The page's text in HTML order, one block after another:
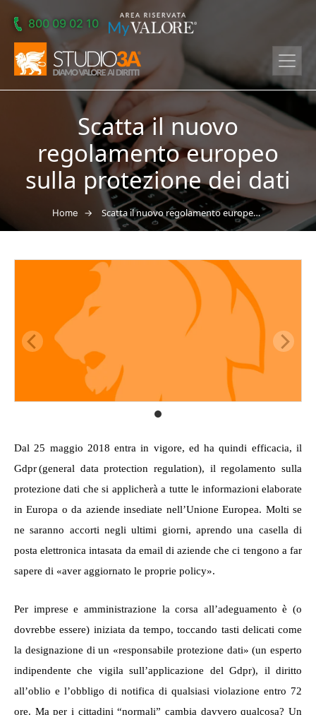
Skip to main content
800 09 02 10
Scatta il nuovo
regolamento europeo
sulla protezione dei dati
Home → Scatta il nuovo regolamento europeo sulla protezione dei dati
Dal 25 maggio 2018 entra in vigore, ed ha quindi efficacia, il
Gdpr (general data protection regulation), il regolamento sulla
protezione dati che si applicherà a tutte le informazioni elaborate
in Europa o da aziende insediate nell’Unione Europea. Molti se
ne saranno accorti negli ultimi giorni, aprendo una casella di
posta elettronica intasata da email di aziende che ci tengono a far
sapere di «aver aggiornato le proprie policy».
Per imprese e amministrazione la corsa all’adeguamento è (o
dovrebbe essere) iniziata da tempo, toccando tasti delicati come
la designazione di un «responsabile protezione dati» (un esperto
indipendente che vigila sull’applicazione del Gdpr), il diritto
all’oblio e l’obbligo di notifica di qualsiasi violazione entro 72
ore. Ma per i cittadini “normali” cambia davvero qualcosa? Un